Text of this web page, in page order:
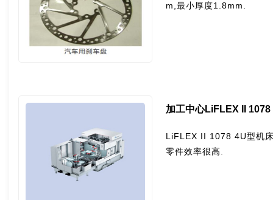
m,最小厚度1.8mm.
加工中心LiFLEX II 1078
LiFLEX II 1078 4U型机
零件效率很高.